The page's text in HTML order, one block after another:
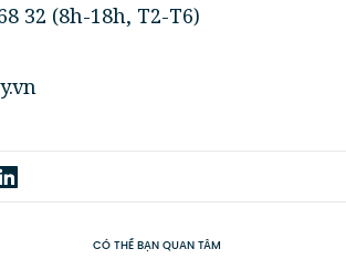
32 (8h-18h, T2-T6)
CÓ THỂ BẠN QUAN TÂM